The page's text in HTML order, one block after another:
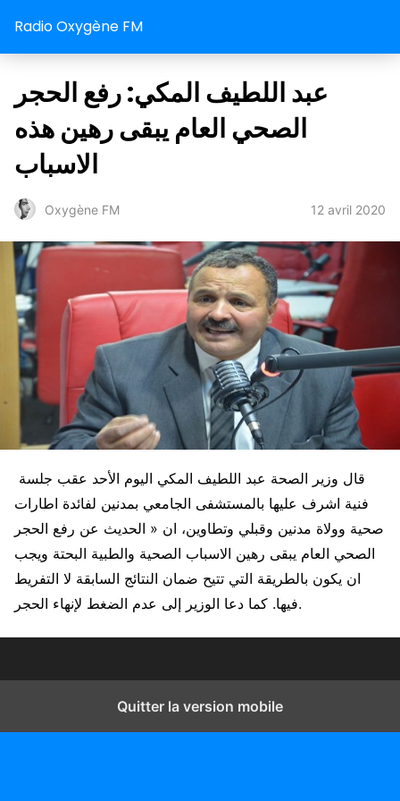
Radio Oxygène FM
عبد اللطيف المكي: رفع الحجر
الصحي العام يبقى رهين هذه
الاسباب
Oxygène FM 12 avril 2020
فنية اشرف عليها بالمستشفى الجامعي بمدنين لفائدة اطارات
صحية وولاة مدنين وقبلي وتطاوين، ان « الحديث عن رفع الحجر
الصحي العام يبقى رهين الاسباب الصحية والطبية البحتة ويجب
ان يكون بالطريقة التي تتيح ضمان النتائج السابقة لا التفريط
فيها. كما دعا الوزير إلى عدم الضغط لإنهاء الحجر.
Quitter la version mobile